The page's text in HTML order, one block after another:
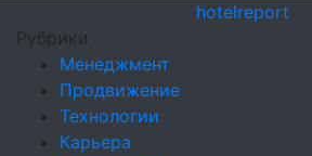
hotelreport
Рубрики
Менеджмент
Продвижение
Технологии
Карьера